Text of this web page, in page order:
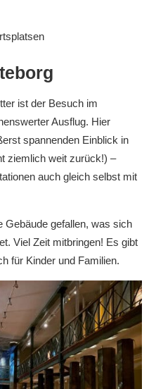
ist der Besuch im
Ausflug. Hier
spannenden Einblick in
ziemlich weit zurück!) –
auch gleich selbst mit
Gebäude gefallen, was sich
Viel Zeit mitbringen! Es gibt
für Kinder und Familien.